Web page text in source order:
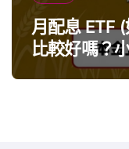
月配息 ETF
比較好嗎？